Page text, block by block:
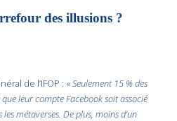
des illusions ?
de l’IFOP : « Seulement 15 % des
leur compte Facebook soit associé
métaverses. De plus, moins d’un